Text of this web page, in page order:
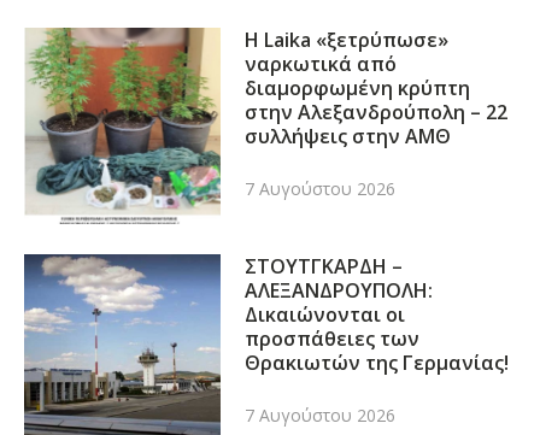
Η Laika «ξετρύπωσε»
ναρκωτικά από
διαμορφωμένη κρύπτη
στην Αλεξανδρούπολη – 22
συλλήψεις στην ΑΜΘ
7 Αυγούστου 2026
ΣΤΟΥΤΓΚΑΡΔΗ –
ΑΛΕΞΑΝΔΡΟΥΠΟΛΗ:
Δικαιώνονται οι
προσπάθειες των
Θρακιωτών της Γερμανίας!
7 Αυγούστου 2026